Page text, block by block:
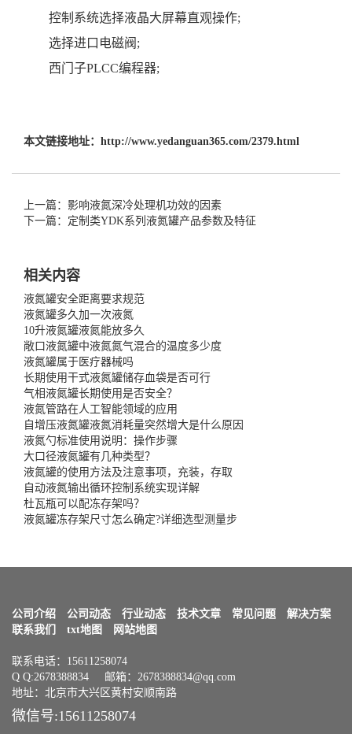
控制系统选择液晶大屏幕直观操作;
选择进口电磁阀;
西门子PLCC编程器;
本文链接地址： http://www.yedanguan365.com/2379.html
上一篇：影响液氮深冷处理机功效的因素
下一篇：定制类YDK系列液氮罐产品参数及特征
相关内容
液氮罐安全距离要求规范
液氮罐多久加一次液氮
10升液氮罐液氮能放多久
敞口液氮罐中液氮氮气混合的温度多少度
液氮罐属于医疗器械吗
长期使用干式液氮罐储存血袋是否可行
气相液氮罐长期使用是否安全？
液氮管路在人工智能领域的应用
自增压液氮罐液氮消耗量突然增大是什么原因
液氮勺标准使用说明：操作步骤
大口径液氮罐有几种类型？
液氮罐的使用方法及注意事项，充装，存取
自动液氮输出循环控制系统实现详解
杜瓦瓶可以配冻存架吗？
液氮罐冻存架尺寸怎么确定?详细选型测量步
公司介绍 公司动态 行业动态 技术文章 常见问题
解决方案
联系我们
txt地图 网站地图
联系电话：15611258074
Q Q:2678388834 邮箱：2678388834@qq.com
地址：北京市大兴区黄村安顺南路
微信号:15611258074